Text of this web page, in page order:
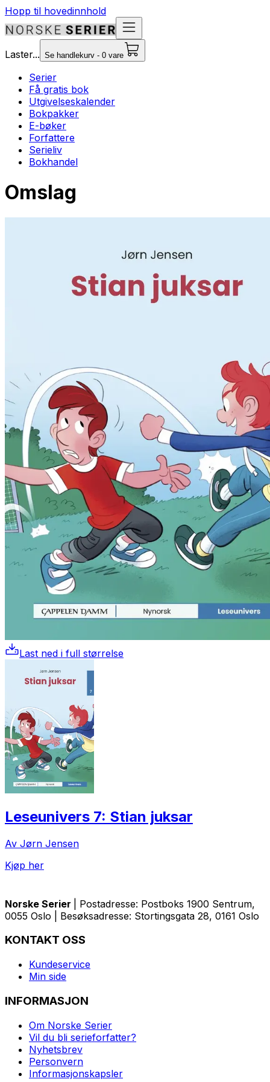
Hopp til hovedinnhold
Laster... Se handlekurv - 0 vare
Serier
Få gratis bok
Utgivelseskalender
Bokpakker
E-bøker
Forfattere
Serieliv
Bokhandel
Omslag
Last ned i full størrelse
Leseunivers 7: Stian juksar
Av Jørn Jensen
Kjøp her
Norske Serier
| Postadresse: Postboks 1900 Sentrum,
0055 Oslo | Besøksadresse: Stortingsgata 28, 0161 Oslo
KONTAKT OSS
Kundeservice
Min side
INFORMASJON
Om Norske Serier
Vil du bli serieforfatter?
Nyhetsbrev
Personvern
Informasjonskapsler